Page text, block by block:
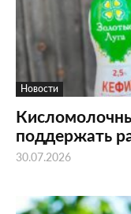
Новости
поддержать
30.07.2026